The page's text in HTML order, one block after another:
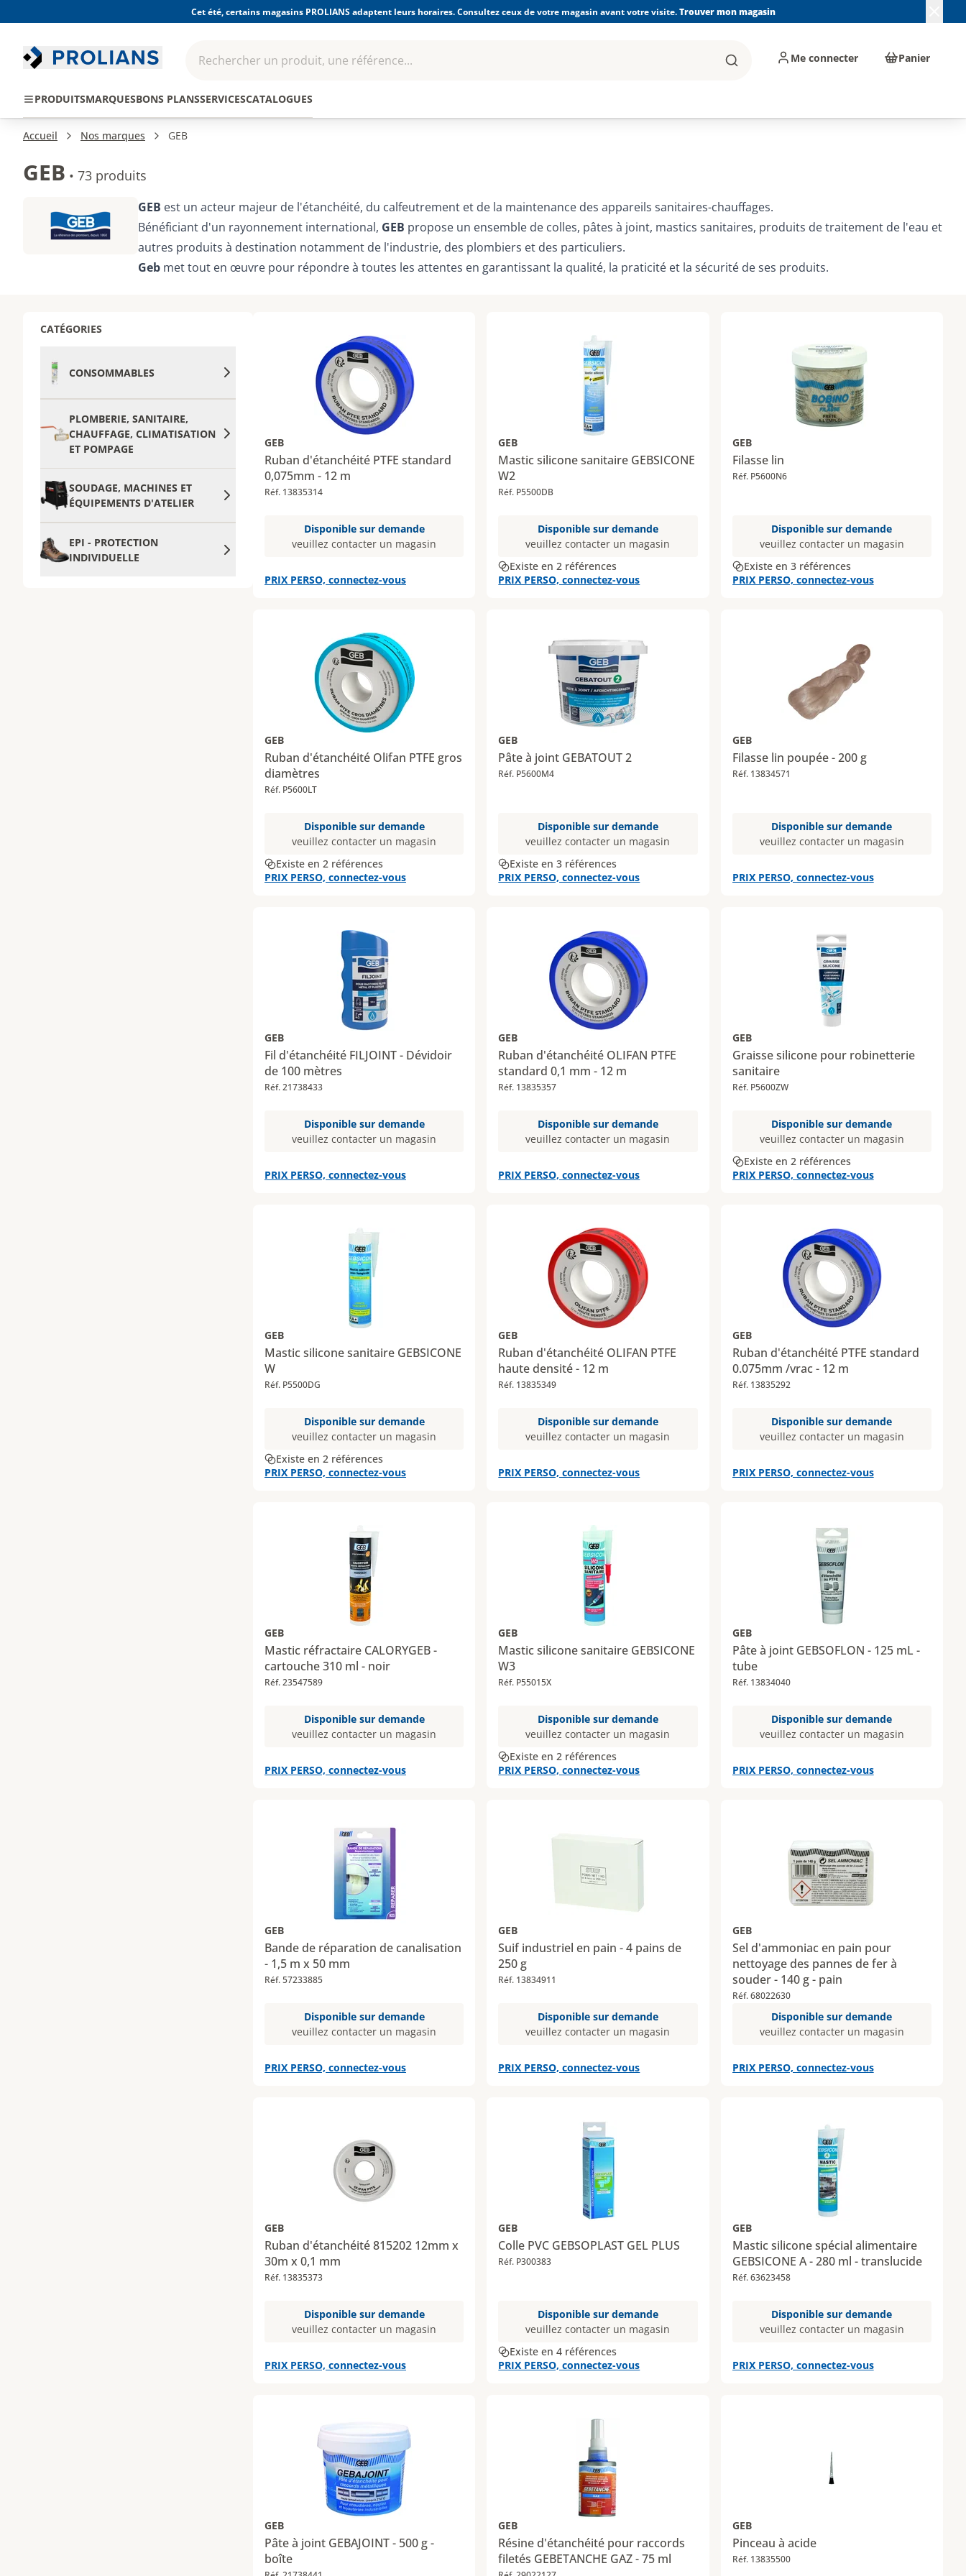
Cet été, certains magasins PROLIANS adaptent leurs horaires. Consultez ceux de votre magasin avant votre visite.Trouver mon magasin
Rechercher un produit, une référence... Rechercher
Me connecter Panier
PRODUITSMARQUESBONS PLANSSERVICESCATALOGUES
individuelle
Outillage Consommables
Accueil Nos marques GEB
GEB • 73 produits
GEB est un acteur majeur de l'étanchéité, du calfeutrement et de la maintenance des appareils sanitaires-chauffages.
Bénéficiant d'un rayonnement international, GEB propose un ensemble de colles, pâtes à joint, mastics sanitaires, produits de traitement de l'eau et
autres produits à destination notamment de l'industrie, des plombiers et des particuliers.
Geb met tout en œuvre pour répondre à toutes les attentes en garantissant la qualité, la praticité et la sécurité de ses produits.
CATÉGORIES
CONSOMMABLES
PLOMBERIE, SANITAIRE,
CHAUFFAGE, CLIMATISATION
ET POMPAGE
SOUDAGE, MACHINES ET
ÉQUIPEMENTS D'ATELIER
EPI - PROTECTION
INDIVIDUELLE
GEB
Ruban d'étanchéité PTFE standard
0,075mm - 12 m
Réf. 13835314
Disponible sur demande
veuillez contacter un magasin
PRIX PERSO, connectez-vous
GEB
Mastic silicone sanitaire GEBSICONE
W2
Réf. P5500DB
Disponible sur demande
veuillez contacter un magasin
Existe en 2 références
PRIX PERSO, connectez-vous
GEB
Filasse lin
Réf. P5600N6
Disponible sur demande
veuillez contacter un magasin
Existe en 3 références
PRIX PERSO, connectez-vous
GEB
Ruban d'étanchéité Olifan PTFE gros
diamètres
Réf. P5600LT
Disponible sur demande
veuillez contacter un magasin
Existe en 2 références
PRIX PERSO, connectez-vous
GEB
Pâte à joint GEBATOUT 2
Réf. P5600M4
Disponible sur demande
veuillez contacter un magasin
Existe en 3 références
PRIX PERSO, connectez-vous
GEB
Filasse lin poupée - 200 g
Réf. 13834571
Disponible sur demande
veuillez contacter un magasin
PRIX PERSO, connectez-vous
GEB
Fil d'étanchéité FILJOINT - Dévidoir
de 100 mètres
Réf. 21738433
Disponible sur demande
veuillez contacter un magasin
PRIX PERSO, connectez-vous
GEB
Ruban d'étanchéité OLIFAN PTFE
standard 0,1 mm - 12 m
Réf. 13835357
Disponible sur demande
veuillez contacter un magasin
PRIX PERSO, connectez-vous
GEB
Graisse silicone pour robinetterie
sanitaire
Réf. P5600ZW
Disponible sur demande
veuillez contacter un magasin
Existe en 2 références
PRIX PERSO, connectez-vous
GEB
Mastic silicone sanitaire GEBSICONE
W
Réf. P5500DG
Disponible sur demande
veuillez contacter un magasin
Existe en 2 références
PRIX PERSO, connectez-vous
GEB
Ruban d'étanchéité OLIFAN PTFE
haute densité - 12 m
Réf. 13835349
Disponible sur demande
veuillez contacter un magasin
PRIX PERSO, connectez-vous
GEB
Ruban d'étanchéité PTFE standard
0.075mm /vrac - 12 m
Réf. 13835292
Disponible sur demande
veuillez contacter un magasin
PRIX PERSO, connectez-vous
GEB
Mastic réfractaire CALORYGEB -
cartouche 310 ml - noir
Réf. 23547589
Disponible sur demande
veuillez contacter un magasin
PRIX PERSO, connectez-vous
GEB
Mastic silicone sanitaire GEBSICONE
W3
Réf. P55015X
Disponible sur demande
veuillez contacter un magasin
Existe en 2 références
PRIX PERSO, connectez-vous
GEB
Pâte à joint GEBSOFLON - 125 mL -
tube
Réf. 13834040
Disponible sur demande
veuillez contacter un magasin
PRIX PERSO, connectez-vous
GEB
Bande de réparation de canalisation
- 1,5 m x 50 mm
Réf. 57233885
Disponible sur demande
veuillez contacter un magasin
PRIX PERSO, connectez-vous
GEB
Suif industriel en pain - 4 pains de
250 g
Réf. 13834911
Disponible sur demande
veuillez contacter un magasin
PRIX PERSO, connectez-vous
GEB
Sel d'ammoniac en pain pour
nettoyage des pannes de fer à
souder - 140 g - pain
Réf. 68022630
Disponible sur demande
veuillez contacter un magasin
PRIX PERSO, connectez-vous
GEB
Ruban d'étanchéité 815202 12mm x
30m x 0,1 mm
Réf. 13835373
Disponible sur demande
veuillez contacter un magasin
PRIX PERSO, connectez-vous
GEB
Colle PVC GEBSOPLAST GEL PLUS
Réf. P300383
Disponible sur demande
veuillez contacter un magasin
Existe en 4 références
PRIX PERSO, connectez-vous
GEB
Mastic silicone spécial alimentaire
GEBSICONE A - 280 ml - translucide
Réf. 63623458
Disponible sur demande
veuillez contacter un magasin
PRIX PERSO, connectez-vous
GEB
Pâte à joint GEBAJOINT - 500 g -
boîte
GEB
Résine d'étanchéité pour raccords
filetés GEBETANCHE GAZ - 75 ml
GEB
Pinceau à acide
Réf. 13835500